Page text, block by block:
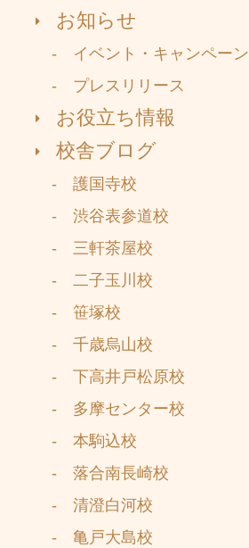
お知らせ
- イベント・キャンペーン
- プレスリリース
お役立ち情報
校舎ブログ
- 護国寺校
- 渋谷表参道校
- 三軒茶屋校
- 二子玉川校
- 笹塚校
- 千歳烏山校
- 下高井戸松原校
- 多摩センター校
- 本駒込校
- 落合南長崎校
- 清澄白河校
- 亀戸大島校